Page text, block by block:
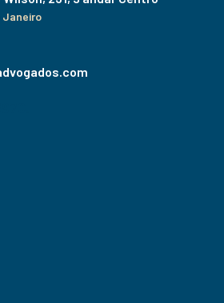
Janeiro